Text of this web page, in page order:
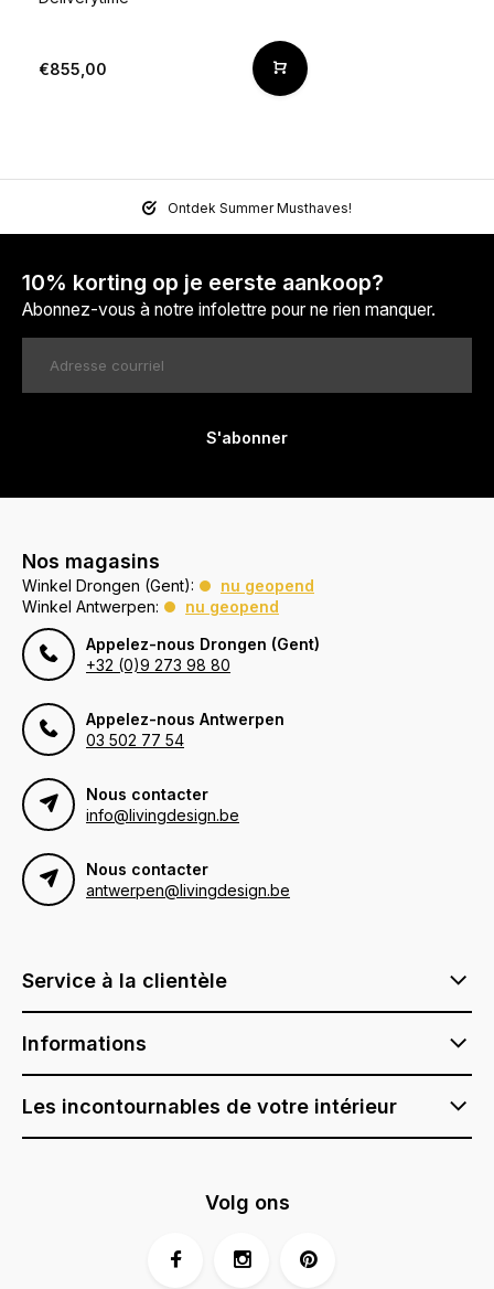
€855,00
Ontdek Summer Musthaves!
10% korting op je eerste aankoop?
Abonnez-vous à notre infolettre pour ne rien manquer.
S'abonner
Nos magasins
Winkel Drongen (Gent):
nu geopend
Winkel Antwerpen:
nu geopend
Appelez-nous Drongen (Gent)
+32 (0)9 273 98 80
Appelez-nous Antwerpen
03 502 77 54
Nous contacter
info@livingdesign.be
Nous contacter
antwerpen@livingdesign.be
Service à la clientèle
Informations
Les incontournables de votre intérieur
Volg ons